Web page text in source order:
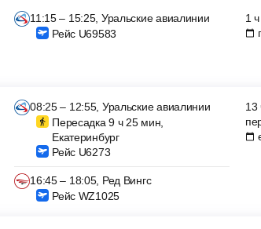
11:15 – 15:25, Уральские авиалинии
Рейс U69583
1
08:25 – 12:55, Уральские авиалинии
Пересадка 9 ч 25 мин,
Екатеринбург
Рейс U6273
16:45 – 18:05, Ред Вингс
Рейс WZ1025
13